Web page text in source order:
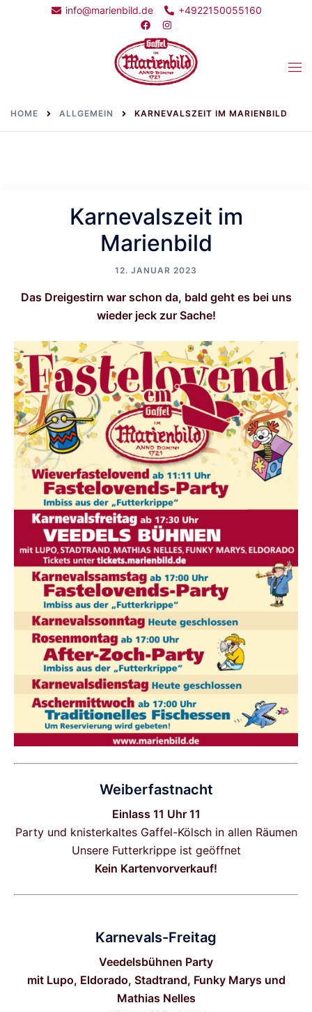
info@marienbild.de +4922150055160
HOME ALLGEMEIN KARNEVALSZEIT IM MARIENBILD
Karnevalszeit im
Marienbild
12. JANUAR 2023
Das Dreigestirn war schon da, bald geht es bei uns
wieder jeck zur Sache!
Weiberfastnacht
Einlass 11 Uhr 11
Party und knisterkaltes Gaffel-Kölsch in allen Räumen
Unsere Futterkrippe ist geöffnet
Kein Kartenvorverkauf!
Karnevals-Freitag
Veedelsbühnen Party
mit Lupo, Eldorado, Stadtrand, Funky Marys und
Mathias Nelles